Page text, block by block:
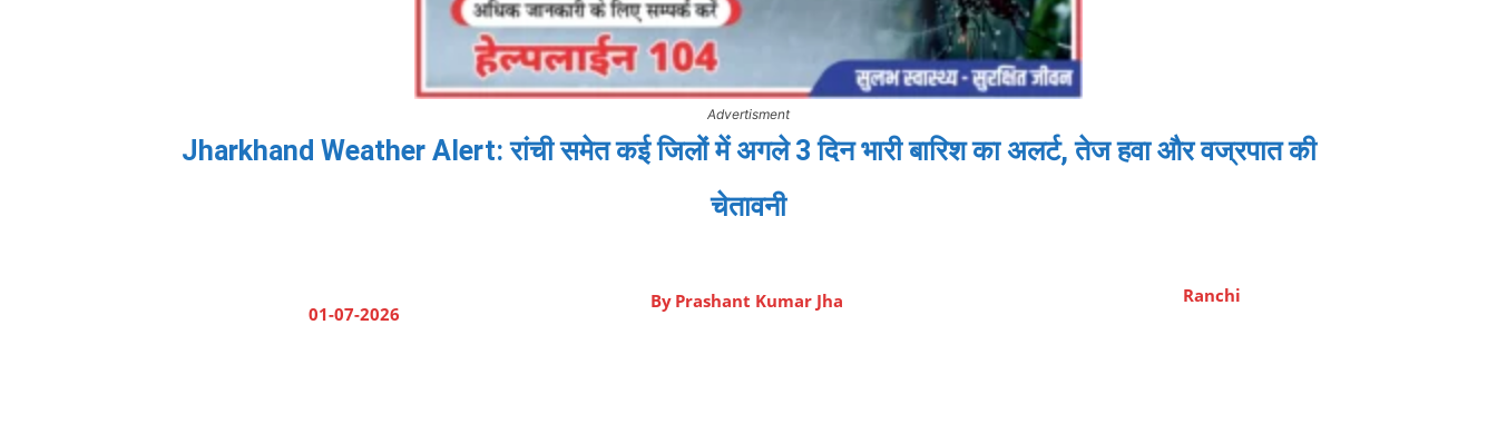
Advertisment
Jharkhand Weather Alert: रांची समेत कई जिलों में अगले 3 दिन भारी बारिश का अलर्ट, तेज हवा और वज्रपात की
चेतावनी
01-07-2026
By Prashant Kumar Jha Ranchi